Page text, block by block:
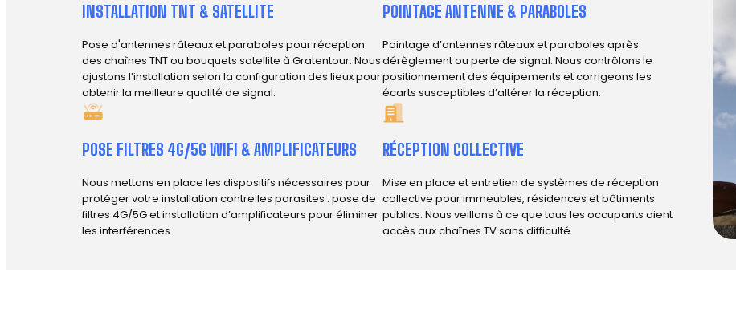
INSTALLATION TNT & SATELLITE
Pose d'antennes râteaux et paraboles pour réception
des chaînes TNT ou bouquets satellite à Gratentour. Nous
ajustons l’installation selon la configuration des lieux pour
obtenir la meilleure qualité de signal.
POINTAGE ANTENNE & PARABOLES
Pointage d’antennes râteaux et paraboles après
dérèglement ou perte de signal. Nous contrôlons le
positionnement des équipements et corrigeons les
écarts susceptibles d’altérer la réception.
POSE FILTRES 4G/5G WIFI & AMPLIFICATEURS
Nous mettons en place les dispositifs nécessaires pour
protéger votre installation contre les parasites : pose de
filtres 4G/5G et installation d’amplificateurs pour éliminer
les interférences.
RÉCEPTION COLLECTIVE
Mise en place et entretien de systèmes de réception
collective pour immeubles, résidences et bâtiments
publics. Nous veillons à ce que tous les occupants aient
accès aux chaînes TV sans difficulté.